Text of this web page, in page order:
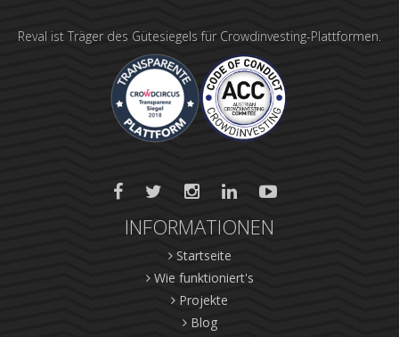
Reval ist Träger des Gütesiegels für Crowdinvesting-Plattformen.
INFORMATIONEN
Startseite
Wie funktioniert's
Projekte
Blog